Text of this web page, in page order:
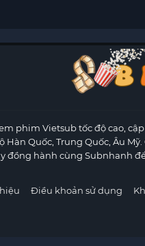
phim Vietsub tốc độ cao,
Quốc, Trung Quốc, Âu
đồng hành cùng Subnhanh
Điều khoản sử dụng